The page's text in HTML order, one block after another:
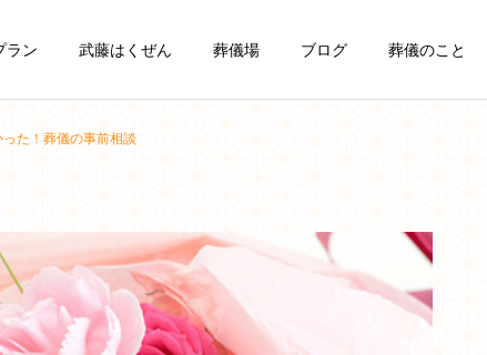
ラン 武藤はくぜん 葬儀場 ブログ 葬儀のこと
一日葬 一般葬
葬儀豆知識
式の費用の内訳と相
た！葬儀の事前相談